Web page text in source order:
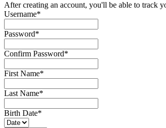
After creating an account, you'll be able to track
Username*
Password*
Confirm Password*
First Name*
Last Name*
Birth Date*